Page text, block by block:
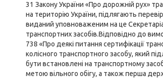
31 Закону України «Про дорожній рух»
на територію України, підлягають
виданий уповноваженим на це
транспортних засобів.Відповідно до
738 «Про деякі питання сертифікації
колісного транспортного засобу, який
бути встановлені на транспортному
метою вільного обігу, а також перша